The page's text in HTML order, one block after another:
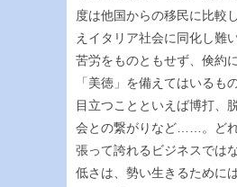
度は他国からの移民に比較
えイタリア社会に同化し難い
苦労をものともせず、倹約
「美徳」を備えてはいるも
目立つことといえば博打、
会との繋がりなど……。ど
張って誇れるビジネスでは
低さは、勢い生きるために